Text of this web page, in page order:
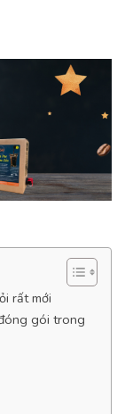
rất mới
gói trong